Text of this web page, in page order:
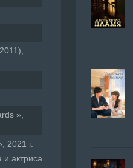
»,
2021 г.
актриса.